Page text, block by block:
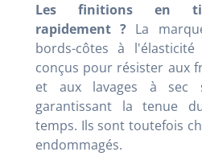
Les finitions en
rapidement ? La
bords-côtes à
conçus pour résister aux
et aux lavages à sec
garantissant la tenue
temps. Ils sont toutefois
endommagés.